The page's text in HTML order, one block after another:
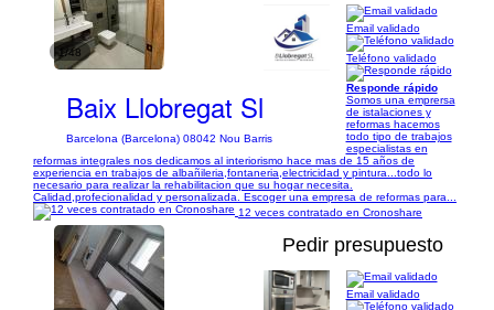
1/48
Baix Llobregat Sl
Barcelona (Barcelona) 08042 Nou Barris
Email validado
Teléfono validado
Responde rápido
Somos una emprersa
de istalaciones y
reformas hacemos
todo tipo de trabajos
especialistas en
reformas integrales nos dedicamos al interiorismo hace mas de 15 años de
experiencia en trabajos de albañileria,fontaneria,electricidad y pintura...todo lo
necesario para realizar la rehabilitacion que su hogar necesita.
Calidad,profecionalidad y personalizada. Escoger una empresa de reformas para...
12 veces contratado en Cronoshare
Pedir presupuesto
Email validado